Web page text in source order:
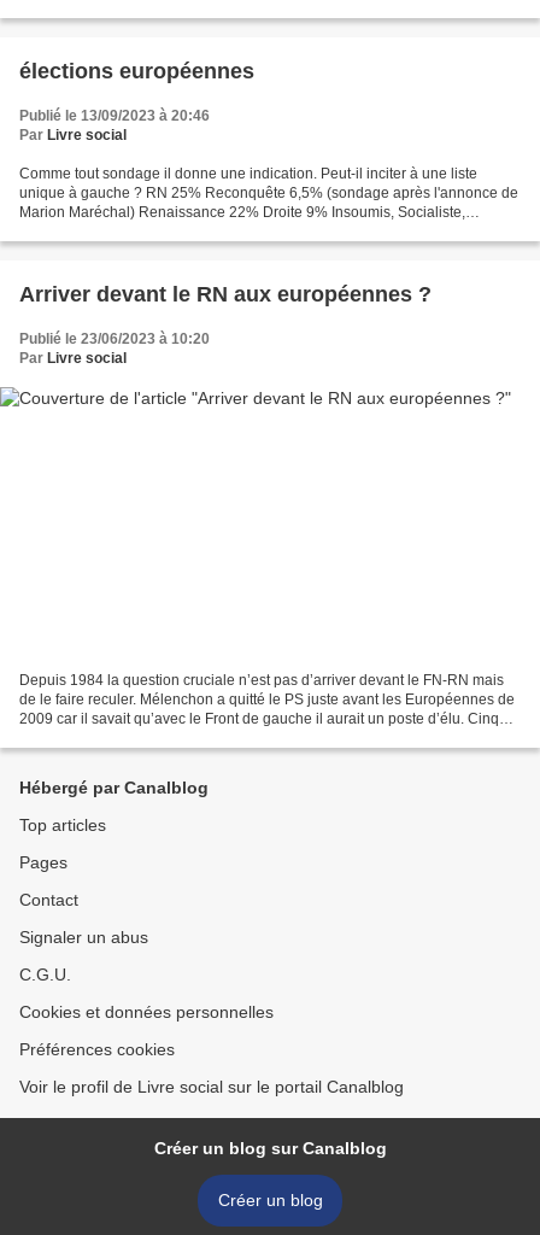
élections européennes
Publié le 13/09/2023 à 20:46
Par Livre social
Comme tout sondage il donne une indication. Peut-il inciter à une liste
unique à gauche ? RN 25% Reconquête 6,5% (sondage après l'annonce de
Marion Maréchal) Renaissance 22% Droite 9% Insoumis, Socialiste,
Arriver devant le RN aux européennes ?
Publié le 23/06/2023 à 10:20
Par Livre social
Depuis 1984 la question cruciale n’est pas d’arriver devant le FN-RN mais
de le faire reculer. Mélenchon a quitté le PS juste avant les Européennes de
2009 car il savait qu’avec le Front de gauche il aurait un poste d’élu. Cinq
Hébergé par Canalblog
Top articles
Pages
Contact
Signaler un abus
C.G.U.
Cookies et données personnelles
Préférences cookies
Voir le profil de Livre social sur le portail Canalblog
Créer un blog sur Canalblog
Créer un blog